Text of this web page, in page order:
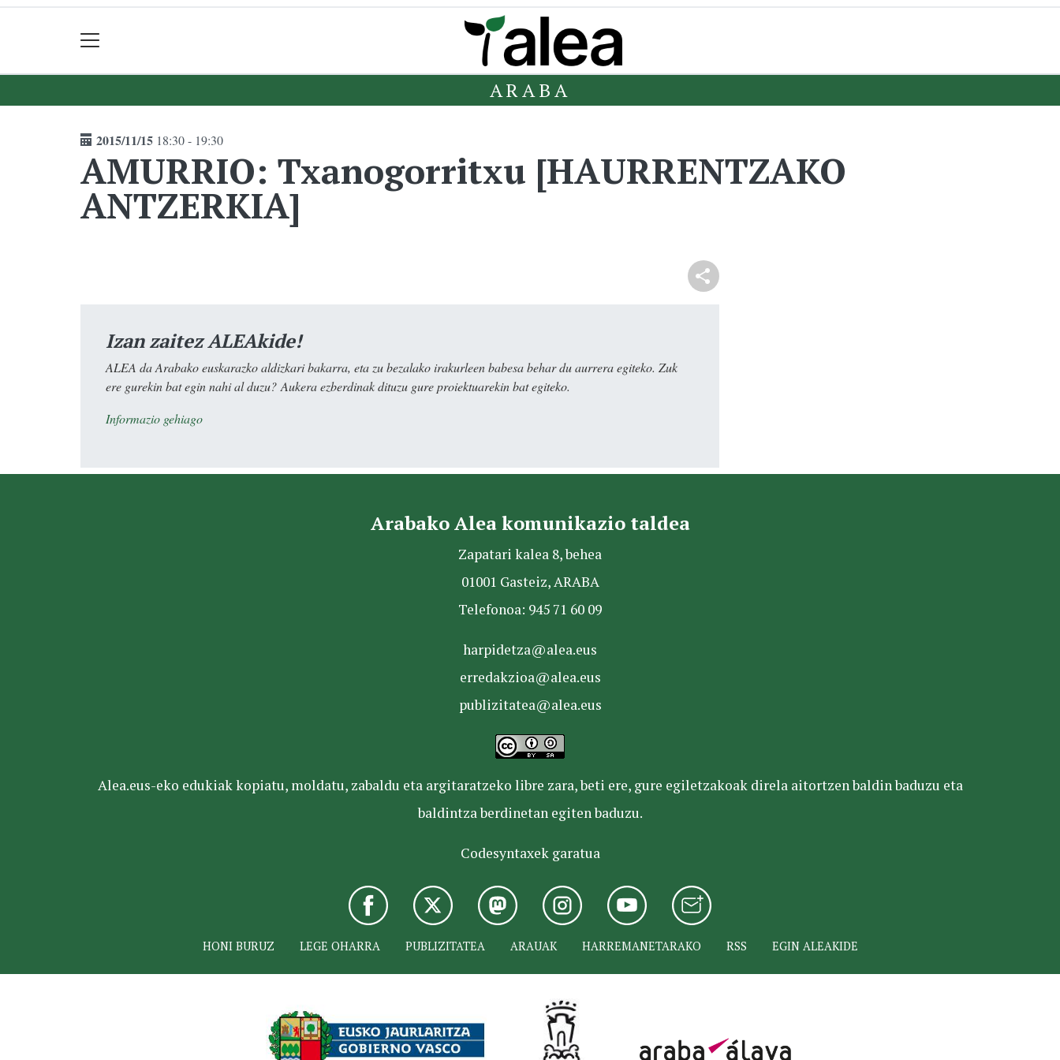
ARABA
2015/11/15 18:30 - 19:30
AMURRIO: Txanogorritxu [HAURRENTZAKO
ANTZERKIA]
Izan zaitez ALEAkide!
ALEA da Arabako euskarazko aldizkari bakarra, eta zu bezalako irakurleen babesa behar du aurrera egiteko. Zuk
ere gurekin bat egin nahi al duzu? Aukera ezberdinak dituzu gure proiektuarekin bat egiteko.
Informazio gehiago
Arabako Alea komunikazio taldea
Zapatari kalea 8, behea
01001 Gasteiz, ARABA
Telefonoa: 945 71 60 09
harpidetza@alea.eus
erredakzioa@alea.eus
publizitatea@alea.eus
Alea.eus-eko edukiak kopiatu, moldatu, zabaldu eta argitaratzeko libre zara, beti ere, gure egiletzakoak direla aitortzen baldin baduzu eta
baldintza berdinetan egiten baduzu.
Codesyntaxek garatua
HONI BURUZ LEGE OHARRA PUBLIZITATEA ARAUAK HARREMANETARAKO RSS EGIN ALEAKIDE